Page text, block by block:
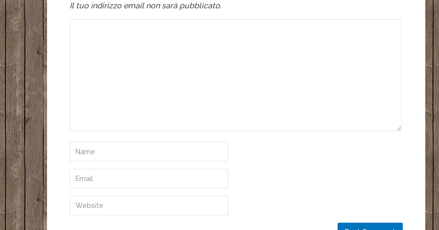
Il tuo indirizzo email non sarà pubblicato.